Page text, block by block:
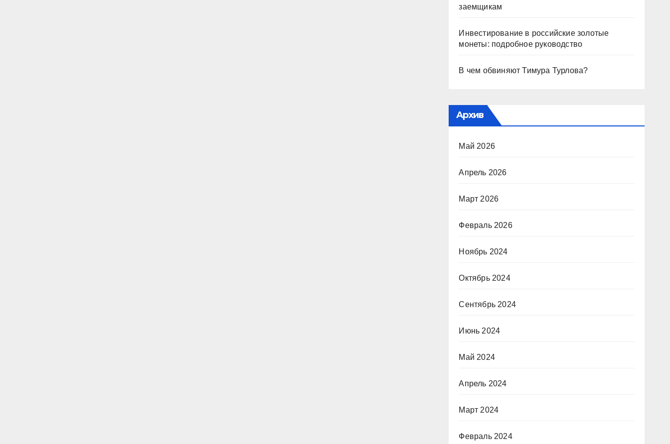
заемщикам
Инвестирование в российские золотые
монеты: подробное руководство
В чем обвиняют Тимура Турлова?
Архив
Май 2026
Апрель 2026
Март 2026
Февраль 2026
Ноябрь 2024
Октябрь 2024
Сентябрь 2024
Июнь 2024
Май 2024
Апрель 2024
Март 2024
Февраль 2024